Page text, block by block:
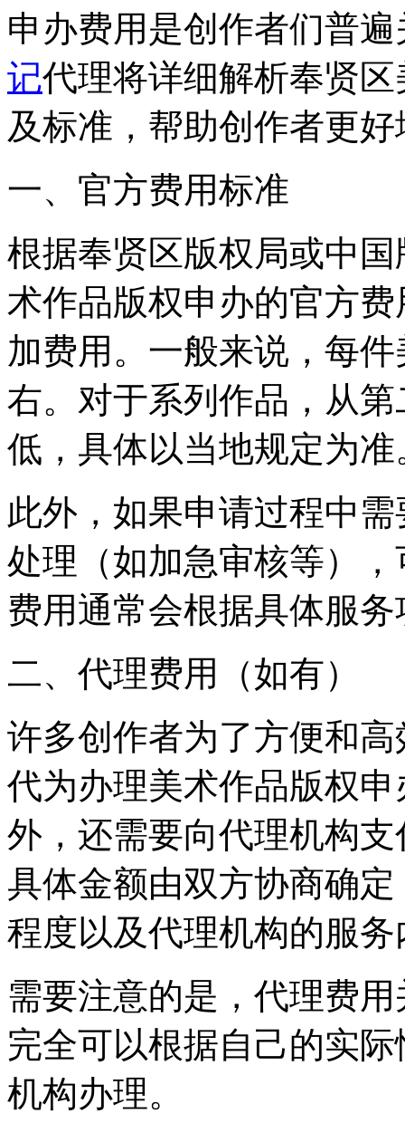
申办费用是创作者们普
记代理将详细解析奉贤
及标准，帮助创作者更
一、官方费用标准
根据奉贤区版权局或中
术作品版权申办的官方
加费用。一般来说，每
右。对于系列作品，从
低，具体以当地规定为准
此外，如果申请过程中
处理（如加急审核等）
费用通常会根据具体服
二、代理费用（如有）
许多创作者为了方便和
代为办理美术作品版权
外，还需要向代理机构
具体金额由双方协商确
程度以及代理机构的服
需要注意的是，代理费
完全可以根据自己的实
机构办理。